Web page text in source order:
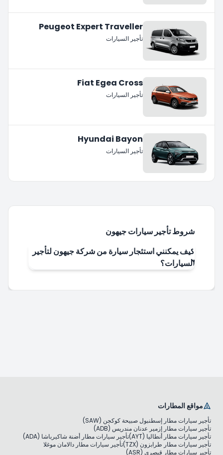
Peugeot Expert Traveller
تأجير السيارات
Fiat Egea Cross
تأجير السيارات
Hyundai Bayon
تأجير السيارات
شروط تأجير سيارات جيهون
كيف يمكنني استئجار سيارة من شركة جيهون لتأجير
السيارات؟
مواقع المطارات
تأجير سيارات مطار إسطنبول صبيحة كوكجن (SAW)
تأجير سيارات مطار إزمير عدنان مندريس (ADB)
تأجير سيارات مطار أنطاليا (AYT)
تأجير سيارات مطار أضنة شاكيرباشا (ADA)
تأجير سيارات مطار طرابزون (TZX)
تأجير سيارات مطار دالامان موغلا
تأجير سيارات مطار قيصري (ASR)